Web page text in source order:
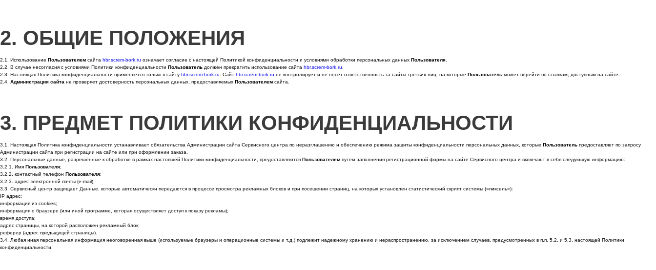
2. ОБЩИЕ ПОЛОЖЕНИЯ
2.1. Использование Пользователем сайта hbr.screm-bork.ru означает согласие с настоящей Политикой конфиденциальности и условиями обработки персональных данных Пользователя
2.2. В случае несогласия с условиями Политики конфиденциальности Пользователь должен прекратить использование сайта hbr.screm-bork.ru
2.3. Настоящая Политика конфиденциальности применяется только к сайту hbr.screm-bork.ru . Сайт hbr.screm-bork.ru не контролирует и не несет ответственность за сайты третьих лиц, на которые Пользователь может перейти по ссылкам, доступным на сайте.
2.4. Администрация сайта не проверяет достоверность персональных данных, предоставляемых Пользователем сайта.
3. ПРЕДМЕТ ПОЛИТИКИ КОНФИДЕНЦИАЛЬНОСТИ
3.1. Настоящая Политика конфиденциальности устанавливает обязательства Администрации сайта Сервисного центра по неразглашению и обеспечению режима защиты конфиденциальности персональных данных, которые Пользователь предоставляет по запросу
Администрации сайта при регистрации на сайте или при оформлении заказа.
3.2. Персональные данные, разрешённые к обработке в рамках настоящей Политики конфиденциальности, предоставляются Пользователем путём заполнения регистрационной формы на cайте Сервисного центра и включают в себя следующую информацию:
3.2.1. Имя Пользователя;
3.2.2. контактный телефон Пользователя;
3.2.3. адрес электронной почты (e-mail);
3.3. Сервисный центр защищает Данные, которые автоматически передаются в процессе просмотра рекламных блоков и при посещении страниц, на которых установлен статистический скрипт системы («пиксель»):
IP адрес;
информация из cookies;
информация о браузере (или иной программе, которая осуществляет доступ к показу рекламы);
время доступа;
адрес страницы, на которой расположен рекламный блок;
реферер (адрес предыдущей страницы).
3.4. Любая иная персональная информация неоговоренная выше (используемые браузеры и операционные системы и т.д.) подлежит надежному хранению и нераспространению, за исключением случаев, предусмотренных в п.п. 5.2. и 5.3. настоящей Политики
конфиденциальности.